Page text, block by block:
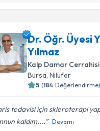
Dr. Öğr. Üyesi
Yılmaz
Kalp Damar Cerrahisi
Bursa,Nilüfer
5 (184 Değerlendirme)
tedavisi için skleroterapi
kaldım....
Devamı